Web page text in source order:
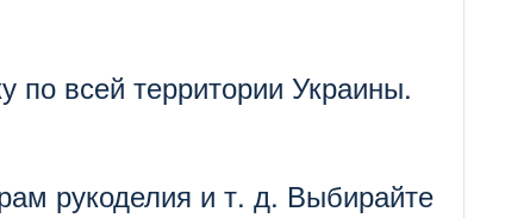
по всей территории Украины.
рукоделия и т. д. Выбирайте